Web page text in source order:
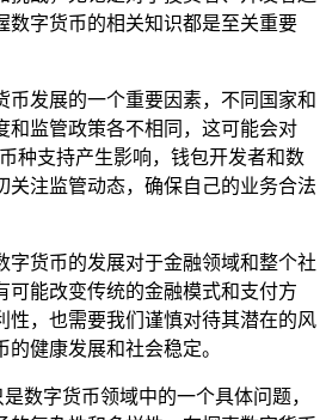
数字货币的相关知识都是至关重要
币发展的一个重要因素，不同国家和
和监管政策各不相同，这可能会对
种支持产生影响，钱包开发者和数
关注监管动态，确保自己的业务合法
字货币的发展对于金融领域和整个社
可能改变传统的金融模式和支付方
性，也需要我们谨慎对待其潜在的风
健康发展和社会稳定。
数字货币领域中的一个具体问题，